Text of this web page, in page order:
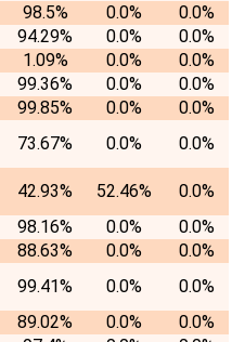
98.5% 0.0%
0.0%
94.29% 0.0%
0.0%
1.09% 0.0%
0.0%
99.36% 0.0%
0.0%
99.85% 0.0%
0.0%
73.67% 0.0%
0.0%
42.93% 52.46%
0.0%
98.16% 0.0%
0.0%
88.63% 0.0%
0.0%
99.41% 0.0%
0.0%
89.02% 0.0%
0.0%